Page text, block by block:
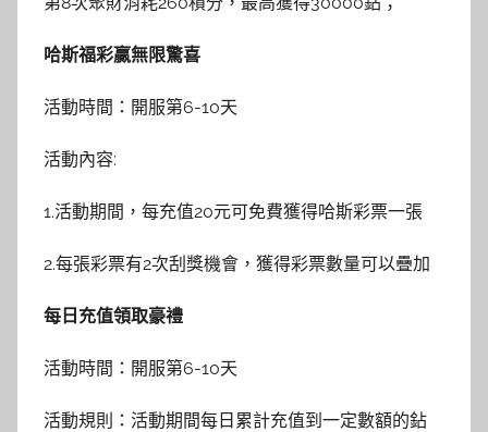
哈斯福彩贏無限驚喜
活動時間：開服第6-10天
活動內容:
1.活動期間，每充值20元可免費獲得哈斯彩票一張
2.每張彩票有2次刮獎機會，獲得彩票數量可以疊加
每日充值領取豪禮
活動時間：開服第6-10天
活動規則：活動期間每日累計充值到一定數額的鉆